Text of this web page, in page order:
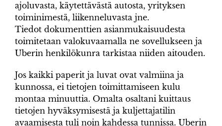
ajoluvasta, käytettävästä autosta, yrityksen
toiminimestä, liikenneluvasta jne.
Tiedot dokumenttien asianmukaisuudesta
toimitetaan valokuvaamalla ne sovellukseen ja
Uberin henkilökunra tarkistaa niiden aitouden.
Jos kaikki paperit ja luvat ovat valmiina ja
kunnossa, ei tietojen toimittamiseen kulu
montaa minuuttia. Omalta osaltani kuittaus
tietojen hyväksymisestä ja kuljettajatilin
avaamisesta tuli noin kahdessa tunnissa. Uberin